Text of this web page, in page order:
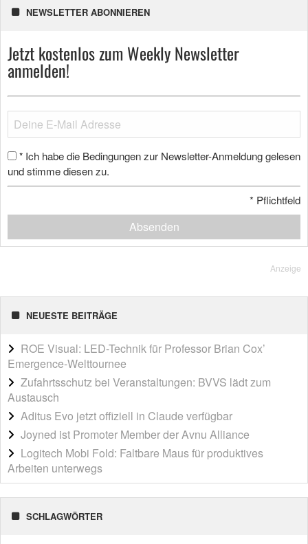
NEWSLETTER ABONNIEREN
Jetzt kostenlos zum Weekly Newsletter
anmelden!
* Ich habe die Bedingungen zur Newsletter-Anmeldung gelesen
und stimme diesen zu.
* Pflichtfeld
Absenden
Anzeige
NEUESTE BEITRÄGE
ROE Visual: LED-Technik für Professor Brian Cox’
Emergence-Welttournee
Zufahrtsschutz bei Veranstaltungen: BVVS lädt zum
Austausch
Aditus Evo jetzt offiziell in Claude verfügbar
Joyned ist Promoter Member der Avnu Alliance
Logitech Mobi Fold: Faltbare Maus für produktives
Arbeiten unterwegs
SCHLAGWÖRTER